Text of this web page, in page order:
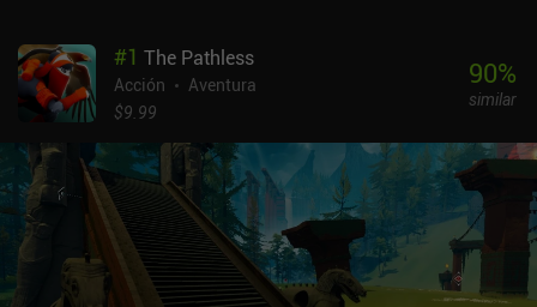
#1 The Pathless
Acción
Aventura
$9.99
90%
similar